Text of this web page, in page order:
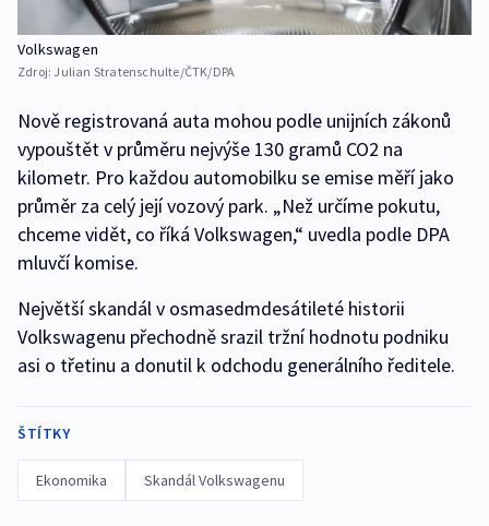
Volkswagen
Zdroj: Julian Stratenschulte/ČTK/DPA
Nově registrovaná auta mohou podle unijních zákonů
vypouštět v průměru nejvýše 130 gramů CO2 na
kilometr. Pro každou automobilku se emise měří jako
průměr za celý její vozový park. „Než určíme pokutu,
chceme vidět, co říká Volkswagen,“ uvedla podle DPA
mluvčí komise.
Největší skandál v osmasedmdesátileté historii
Volkswagenu přechodně srazil tržní hodnotu podniku
asi o třetinu a donutil k odchodu generálního ředitele.
ŠTÍTKY
Ekonomika Skandál Volkswagenu